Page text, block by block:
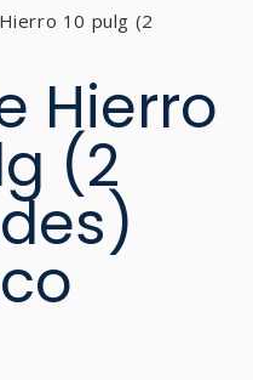
10 pulg (2
Hierro
(2